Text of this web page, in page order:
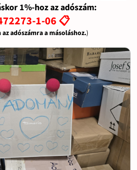
1%-hoz az adószám:
1-06 📋
adószámra a másoláshoz.)